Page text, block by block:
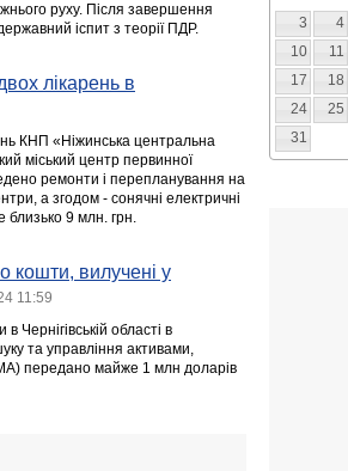
руху. Після завершення
іспит з теорії ПДР.
лікарень в
КНП «Ніжинська центральна
міський центр первинної
ремонти і перепланування на
а згодом - сонячні електричні
близько 9 млн. грн.
вилучені у
11:59
області в
та управління активами,
передано майже 1 млн доларів
3
4
10
11
17
18
24
25
31